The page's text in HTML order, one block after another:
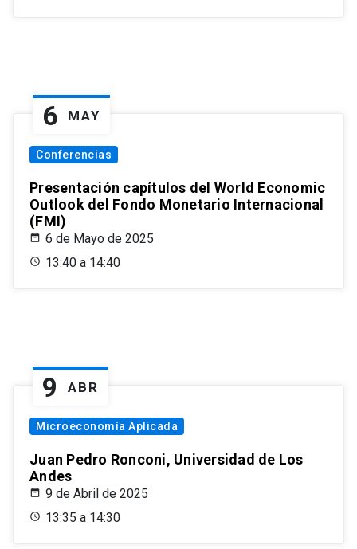
6 MAY
Conferencias
Presentación capítulos del World Economic
Outlook del Fondo Monetario Internacional
(FMI)
6 de Mayo de 2025
13:40 a 14:40
9 ABR
Microeconomía Aplicada
Juan Pedro Ronconi, Universidad de Los
Andes
9 de Abril de 2025
13:35 a 14:30